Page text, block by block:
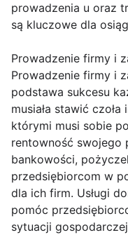
prowadzenia u oraz
są kluczowe dla
Prowadzenie firmy i
Prowadzenie firmy i
podstawa sukcesu
musiała stawić
którymi musi sobie
rentowność swojego
bankowości,
przedsiębiorcom w
dla ich firm. Usługi
pomóc
sytuacji